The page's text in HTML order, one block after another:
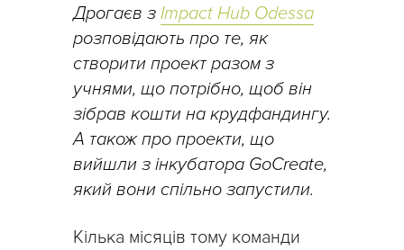
Дрогаєв з Impact Hub Odessa
розповідають про те, як
створити проект разом з
учнями, що потрібно, щоб він
зібрав кошти на крудфандингу.
А також про проекти, що
вийшли з інкубатора GoCreate,
який вони спільно запустили.
Кілька місяців тому команди